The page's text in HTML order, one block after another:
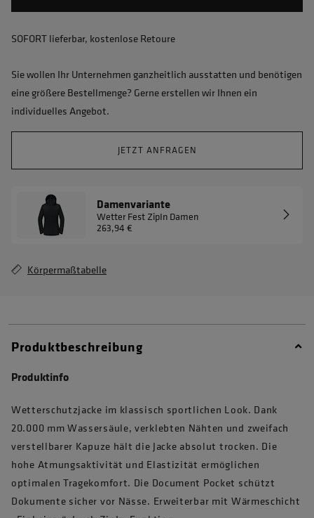
SOFORT lieferbar, kostenlose Retoure
Sie wollen Ihr Unternehmen ganzheitlich ausstatten und benötigen
eine größere Bestellmenge? Gerne erstellen wir Ihnen ein
individuelles Angebot.
JETZT ANFRAGEN
Damenvariante
Wetter Fest ZipIn Damen
263,94 €
Körpermaßtabelle
Produktbeschreibung
Produktinfo
Wetterschutzjacke im klassisch sportlichen Look. Dank
20.000 mm Wassersäule, verklebten Nähten und zweifach
verstellbarer Kapuze hält die Jacke absolut trocken. Die
hohe Atmungsaktivität und Elastizität ermöglichen
optimalen Tragekomfort. Die Document Pocket schützt
Dokumente sicher vor Nässe. Erweiterbar mit Wärmeschicht